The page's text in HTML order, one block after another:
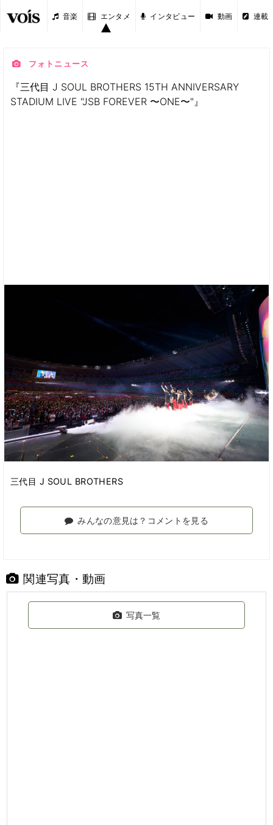
音楽 エンタメ インタビュー 動画 連載
フォトニュース
『三代目 J SOUL BROTHERS 15TH ANNIVERSARY
STADIUM LIVE "JSB FOREVER 〜ONE〜"』
三代目 J SOUL BROTHERS
みんなの意見は？コメントを見る
関連写真・動画
写真一覧